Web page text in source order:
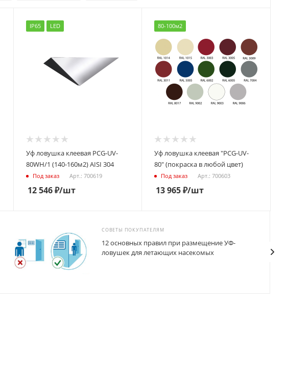
IP65 LED
Уф ловушка клеевая PCG-UV-
80WH/1 (140-160м2) AISI 304
Под заказ Арт.: 700619
12 546₽/шт
80-100м2
Уф ловушка клеевая "PCG-UV-
80" (покраска в любой цвет)
Под заказ Арт.: 700603
13 965₽/шт
СОВЕТЫ ПОКУПАТЕЛЯМ
12 основных правил при размещение УФ-
ловушек для летающих насекомых